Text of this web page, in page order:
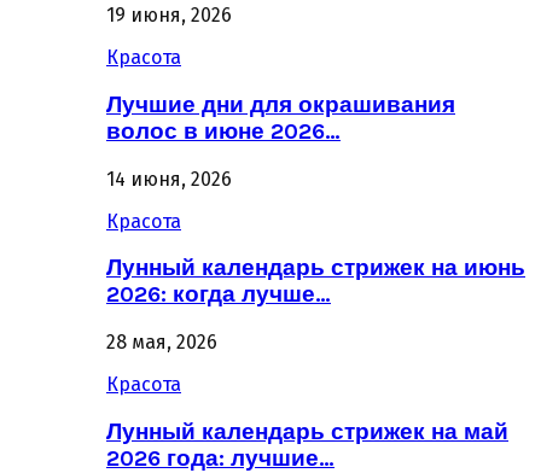
19 июня, 2026
Красота
Лучшие дни для окрашивания
волос в июне 2026…
14 июня, 2026
Красота
Лунный календарь стрижек на июнь
2026: когда лучше…
28 мая, 2026
Красота
Лунный календарь стрижек на май
2026 года: лучшие…